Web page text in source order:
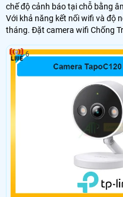
chế độ cảnh báo tại chỗ bằng
Với khả năng kết nối wifi và độ
tháng. Đặt camera wifi Chống
6